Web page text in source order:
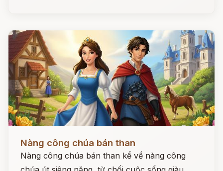
Nàng công chúa bán than
Nàng công chúa bán than kể về nàng công